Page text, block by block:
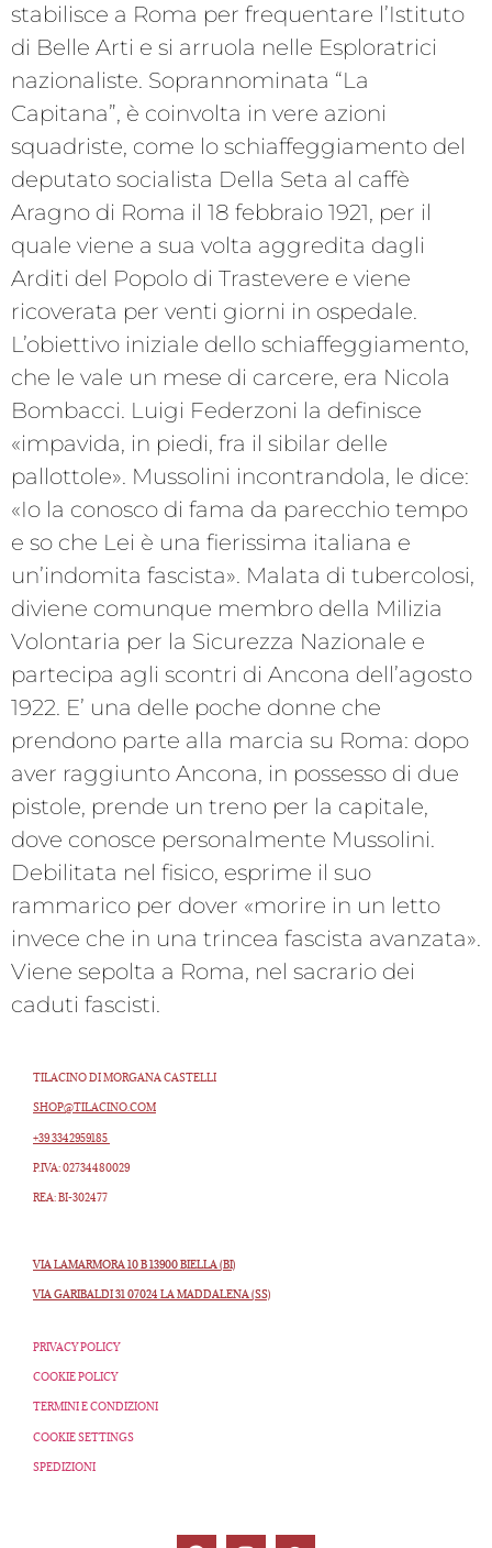
stabilisce a Roma per frequentare l’Istituto
di Belle Arti e si arruola nelle Esploratrici
nazionaliste. Soprannominata “La
Capitana”, è coinvolta in vere azioni
squadriste, come lo schiaffeggiamento del
deputato socialista Della Seta al caffè
Aragno di Roma il 18 febbraio 1921, per il
quale viene a sua volta aggredita dagli
Arditi del Popolo di Trastevere e viene
ricoverata per venti giorni in ospedale.
L’obiettivo iniziale dello schiaffeggiamento,
che le vale un mese di carcere, era Nicola
Bombacci. Luigi Federzoni la definisce
«impavida, in piedi, fra il sibilar delle
pallottole». Mussolini incontrandola, le dice:
«Io la conosco di fama da parecchio tempo
e so che Lei è una fierissima italiana e
un’indomita fascista». Malata di tubercolosi,
diviene comunque membro della Milizia
Volontaria per la Sicurezza Nazionale e
partecipa agli scontri di Ancona dell’agosto
1922. E’ una delle poche donne che
prendono parte alla marcia su Roma: dopo
aver raggiunto Ancona, in possesso di due
pistole, prende un treno per la capitale,
dove conosce personalmente Mussolini.
Debilitata nel fisico, esprime il suo
rammarico per dover «morire in un letto
invece che in una trincea fascista avanzata».
Viene sepolta a Roma, nel sacrario dei
caduti fascisti.
TILACINO DI MORGANA CASTELLI
SHOP@TILACINO.COM
+39 3342959185
P.IVA: 02734480029
REA: BI-302477
VIA LAMARMORA 10 B 13900 BIELLA (BI)
VIA GARIBALDI 31 07024 LA MADDALENA (SS)
PRIVACY POLICY
COOKIE POLICY
TERMINI E CONDIZIONI
COOKIE SETTINGS
SPEDIZIONI